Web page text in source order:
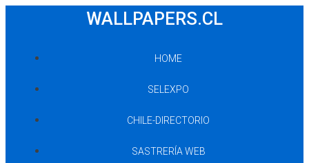
WALLPAPERS.CL
HOME
SELEXPO
CHILE-DIRECTORIO
SASTRERÍA WEB